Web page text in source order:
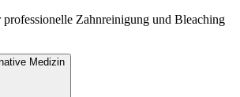
Zahnreinigung und Bleaching
Medizin